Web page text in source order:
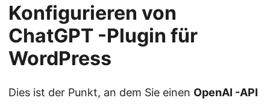
Konfigurieren von
ChatGPT -Plugin für
WordPress
Dies ist der Punkt, an dem Sie einen OpenAI -API